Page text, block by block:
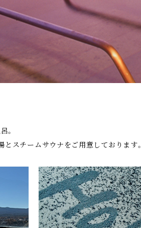
。
スチームサウナをご用意しております。